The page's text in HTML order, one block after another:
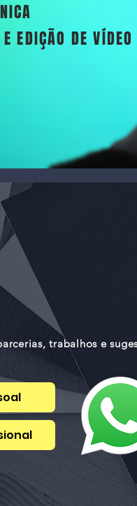
EDIÇÃO DE VÍDEO
trabalhos e